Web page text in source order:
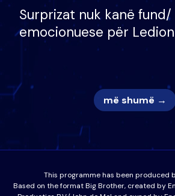
Surprizat nuk kanë fund/
emocionuese për
nëna dhe fëmijët e tij,
më shumë →
This programme has been produced
Based on the format Big Brother, created by